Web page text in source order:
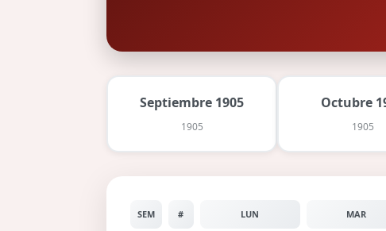
Septiembre 1905
1905
Octubre
1905
SEM # LUN MAR